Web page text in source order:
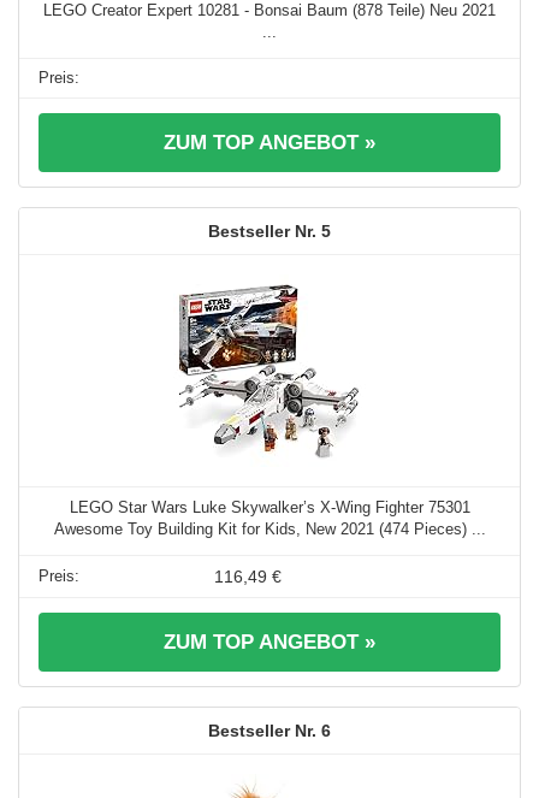
LEGO Creator Expert 10281 - Bonsai Baum (878 Teile) Neu 2021
...
ZUM TOP ANGEBOT »
5
LEGO Star Wars Luke Skywalker’s X-Wing Fighter 75301
Awesome Toy Building Kit for Kids, New 2021 (474 Pieces) ...
116,49 €
ZUM TOP ANGEBOT »
6